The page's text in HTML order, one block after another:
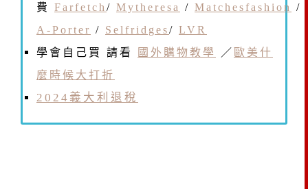
費 Farfetch / Mytheresa / Matchesfashion /
A-Porter / Selfridges/ LVR
學會自己買 請看
國外購物教學 ／ 歐美什
麼時候大打折
2024義大利退稅